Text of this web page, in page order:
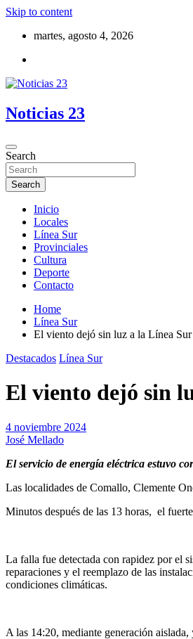
Skip to content
martes, agosto 4, 2026
Noticias 23
Search
Search
Inicio
Locales
Línea Sur
Provinciales
Cultura
Deporte
Contacto
Home
Línea Sur
El viento dejó sin luz a la Línea Sur
Destacados Línea Sur
El viento dejó sin
4 noviembre 2024
José Mellado
El servicio de energía eléctrica estuvo
Las localidades de Comallo, Clemente
Minutos después de las 13 horas, el
La falla fue detectada con rapidez por el
reparaciones y el reemplazo de las
condiciones climáticas.
A las 14:20, mediante generación